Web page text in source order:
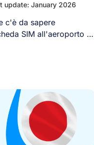
update: January 2026
c'è da sapere
SIM all'aeroporto di